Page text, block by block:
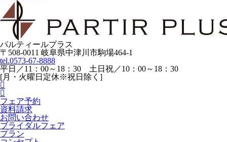
パルティールプラス
〒508-0011 岐阜県中津川市駒場464-1
tel.0573-67-8888
平日／11：00～18：30 土日祝／10：00～18：30
[月・火曜日定休※祝日除く]
フェア予約
資料請求
お問い合わせ
ブライダルフェア
プラン